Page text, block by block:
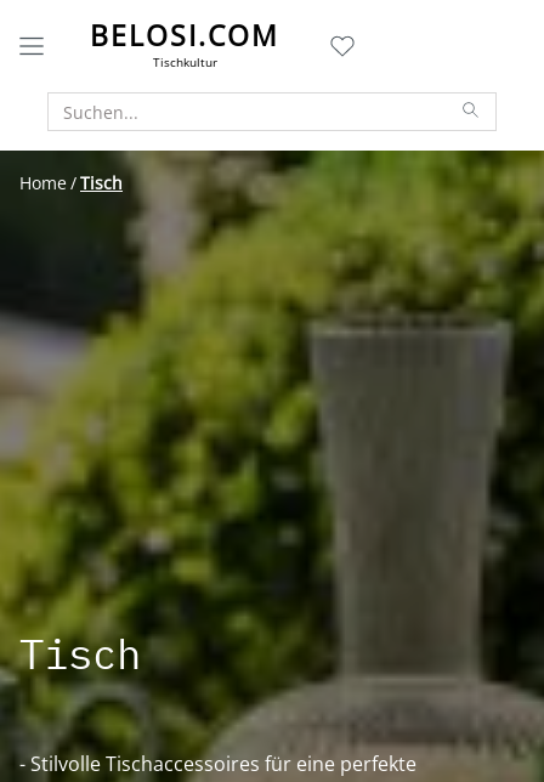
BELOSI.COM
Tischkultur
Home Tisch
Tisch
- Stilvolle Tischaccessoires für eine perfekte